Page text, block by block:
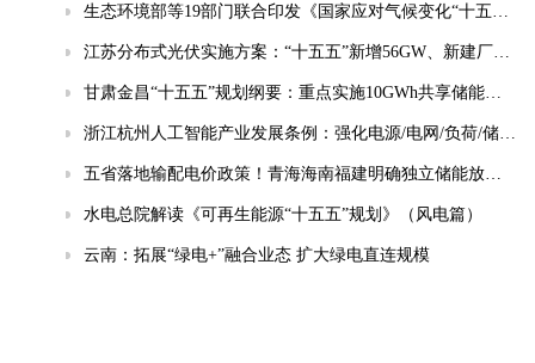
生态环境部等19部门联合印发《国家应对气候变化“十五五”规划》
江苏分布式光伏实施方案：“十五五”新增56GW、新建厂房100%安装
甘肃金昌“十五五”规划纲要：重点实施10GWh共享储能电站等项目
浙江杭州人工智能产业发展条例：强化电源/电网/负荷/储能协同，推动城市供电可靠性符合算力设施标准
五省落地输配电价政策！青海海南福建明确独立储能放电退减输配电费！
水电总院解读《可再生能源“十五五”规划》（风电篇）
云南：拓展“绿电+”融合业态 扩大绿电直连规模